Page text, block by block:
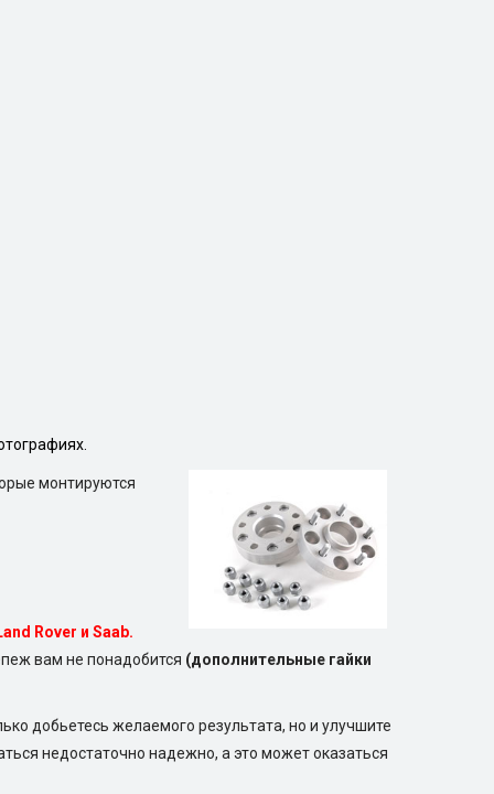
монтируются
Rover и Saab.
вам не понадобится (дополнительные гайки
добьетесь желаемого результата, но и улучшите
недостаточно надежно, а это может оказаться